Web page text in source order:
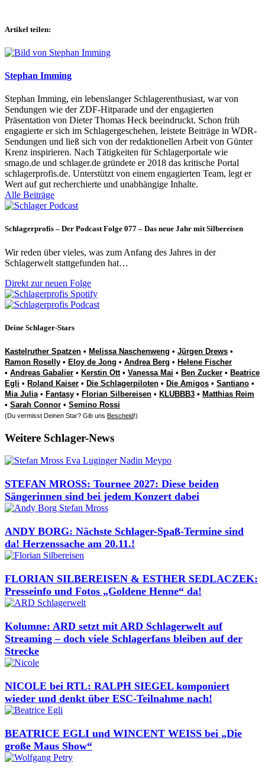
Artikel teilen:
Stephan Imming
Stephan Imming, ein lebenslanger Schlagerenthusiast, war von
Sendungen wie der ZDF-Hitparade und der engagierten
Präsentation von Dieter Thomas Heck beeindruckt. Schon früh
engagierte er sich im Schlagergeschehen, leistete Beiträge in WDR-
Sendungen und ließ sich von der redaktionellen Arbeit von Günter
Krenz inspirieren. Nach Tätigkeiten für Schlagerportale wie
smago.de und schlager.de gründete er 2018 das kritische Portal
schlagerprofis.de. Unterstützt von einem engagierten Team, legt er
Wert auf gut recherchierte und unabhängige Inhalte.
Alle Beiträge
Schlagerprofis – Der Podcast Folge 077 – Das neue Jahr mit Silbereisen
Wir reden über vieles, was zum Anfang des Jahres in der
Schlagerwelt stattgefunden hat…
Direkt zur neuen Folge
Deine Schlager-Stars
Kastelruther Spatzen • Melissa Naschenweng • Jürgen Drews •
Ramon Roselly • Eloy de Jong • Andrea Berg • Helene Fischer
• Andreas Gabalier • Kerstin Ott• Vanessa Mai • Ben Zucker • Beatrice
Egli • Roland Kaiser • Die Schlagerpiloten • Die Amigos • Santiano •
Mia Julia• Fantasy • Florian Silbereisen • KLUBBB3 • Matthias Reim
• Sarah Connor • Semino Rossi
(Du vermisst Deinen Star? Gib uns Bescheid!)
Weitere Schlager-News
STEFAN MROSS: Tournee 2027: Diese beiden
Sängerinnen sind bei jedem Konzert dabei
ANDY BORG: Nächste Schlager-Spaß-Termine sind
da! Herzenssache am 20.11.!
FLORIAN SILBEREISEN & ESTHER SEDLACZEK:
Presseinfo und Fotos „Goldene Henne“ da!
Kolumne: ARD setzt mit ARD Schlagerwelt auf
Streaming – doch viele Schlagerfans bleiben auf der
Strecke
NICOLE bei RTL: RALPH SIEGEL komponiert
wieder und denkt über ESC-Teilnahme nach!
BEATRICE EGLI und WINCENT WEISS bei „Die
große Maus Show“